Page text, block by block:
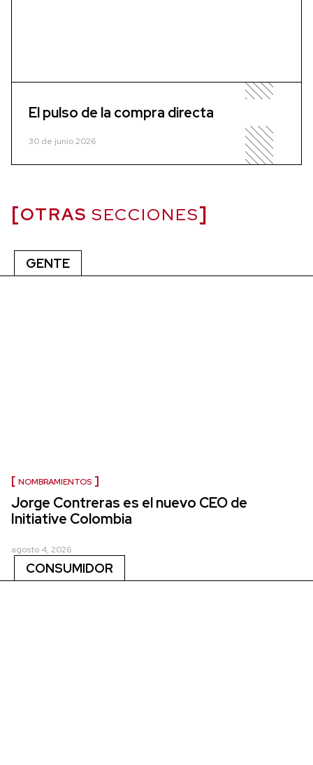
El pulso de la compra directa
30 de junio 2026
OTRAS SECCIONES
GENTE
NOMBRAMIENTOS
Jorge Contreras es el nuevo CEO de
Initiative Colombia
agosto 4, 2026
CONSUMIDOR